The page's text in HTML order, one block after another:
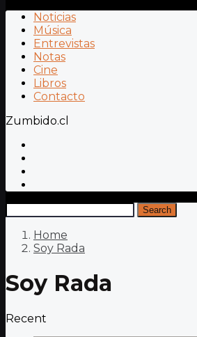
Noticias
Música
Entrevistas
Notas
Cine
Libros
Contacto
Zumbido.cl
Search
Home
Soy Rada
Soy Rada
Recent